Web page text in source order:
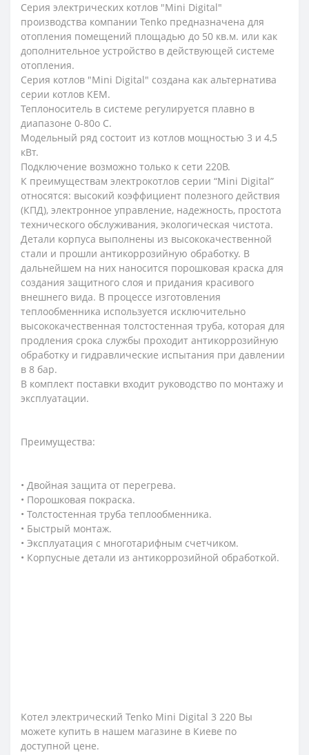
Серия электрических котлов "Mini Digital"
производства компании Tenko предназначена для
отопления помещений площадью до 50 кв.м. или как
дополнительное устройство в действующей системе
отопления.
Серия котлов "Mini Digital" создана как альтернатива
серии котлов КЕМ.
Теплоноситель в системе регулируется плавно в
диапазоне 0-80о С.
Модельный ряд состоит из котлов мощностью 3 и 4,5
кВт.
Подключение возможно только к сети 220В.
К преимуществам электрокотлов серии “Mini Digital”
относятся: высокий коэффициент полезного действия
(КПД), электронное управление, надежность, простота
технического обслуживания, экологическая чистота.
Детали корпуса выполнены из высококачественной
стали и прошли антикоррозийную обработку. В
дальнейшем на них наносится порошковая краска для
создания защитного слоя и придания красивого
внешнего вида. В процессе изготовления
теплообменника используется исключительно
высококачественная толстостенная труба, которая для
продления срока службы проходит антикоррозийную
обработку и гидравлические испытания при давлении
в 8 бар.
В комплект поставки входит руководство по монтажу и
эксплуатации.
Преимущества:
• Двойная защита от перегрева.
• Порошковая покраска.
• Толстостенная труба теплообменника.
• Быстрый монтаж.
• Эксплуатация с многотарифным счетчиком.
• Корпусные детали из антикоррозийной обработкой.
Котел электрический Tenko Mini Digital 3 220 Вы
можете купить в нашем магазине в Киеве по
доступной цене.